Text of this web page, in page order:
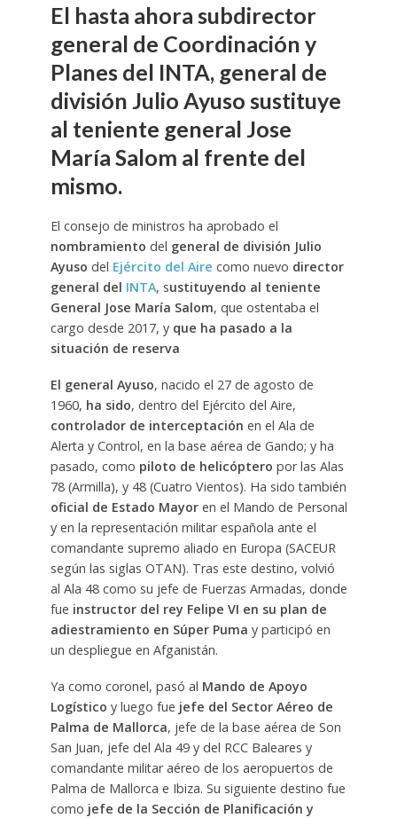
El hasta ahora subdirector
general de Coordinación y
Planes del INTA, general de
división Julio Ayuso sustituye
al teniente general Jose
María Salom al frente del
mismo.
El consejo de ministros ha aprobado el
nombramiento del general de división Julio
Ayuso del Ejército del Aire como nuevo director
general del INTA, sustituyendo al teniente
General Jose María Salom, que ostentaba el
cargo desde 2017, y que ha pasado a la
situación de reserva
El general Ayuso, nacido el 27 de agosto de
1960, ha sido, dentro del Ejército del Aire,
controlador de interceptación en el Ala de
Alerta y Control, en la base aérea de Gando; y ha
pasado, como piloto de helicóptero por las Alas
78 (Armilla), y 48 (Cuatro Vientos). Ha sido también
oficial de Estado Mayoren el Mando de Personal
y en la representación militar española ante el
comandante supremo aliado en Europa (SACEUR
según las siglas OTAN). Tras este destino, volvió
al Ala 48 como su jefe de Fuerzas Armadas, donde
fue instructor del rey Felipe VI en su plan de
adiestramiento en Súper Puma y participó en
un despliegue en Afganistán.
Ya como coronel, pasó al Mando de Apoyo
Logístico y luego fue jefe del Sector Aéreo de
Palma de Mallorca, jefe de la base aérea de Son
San Juan, jefe del Ala 49 y del RCC Baleares y
comandante militar aéreo de los aeropuertos de
Palma de Mallorca e Ibiza. Su siguiente destino fue
como jefe de la Sección de Planificación y